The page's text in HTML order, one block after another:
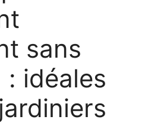
sans
idéales